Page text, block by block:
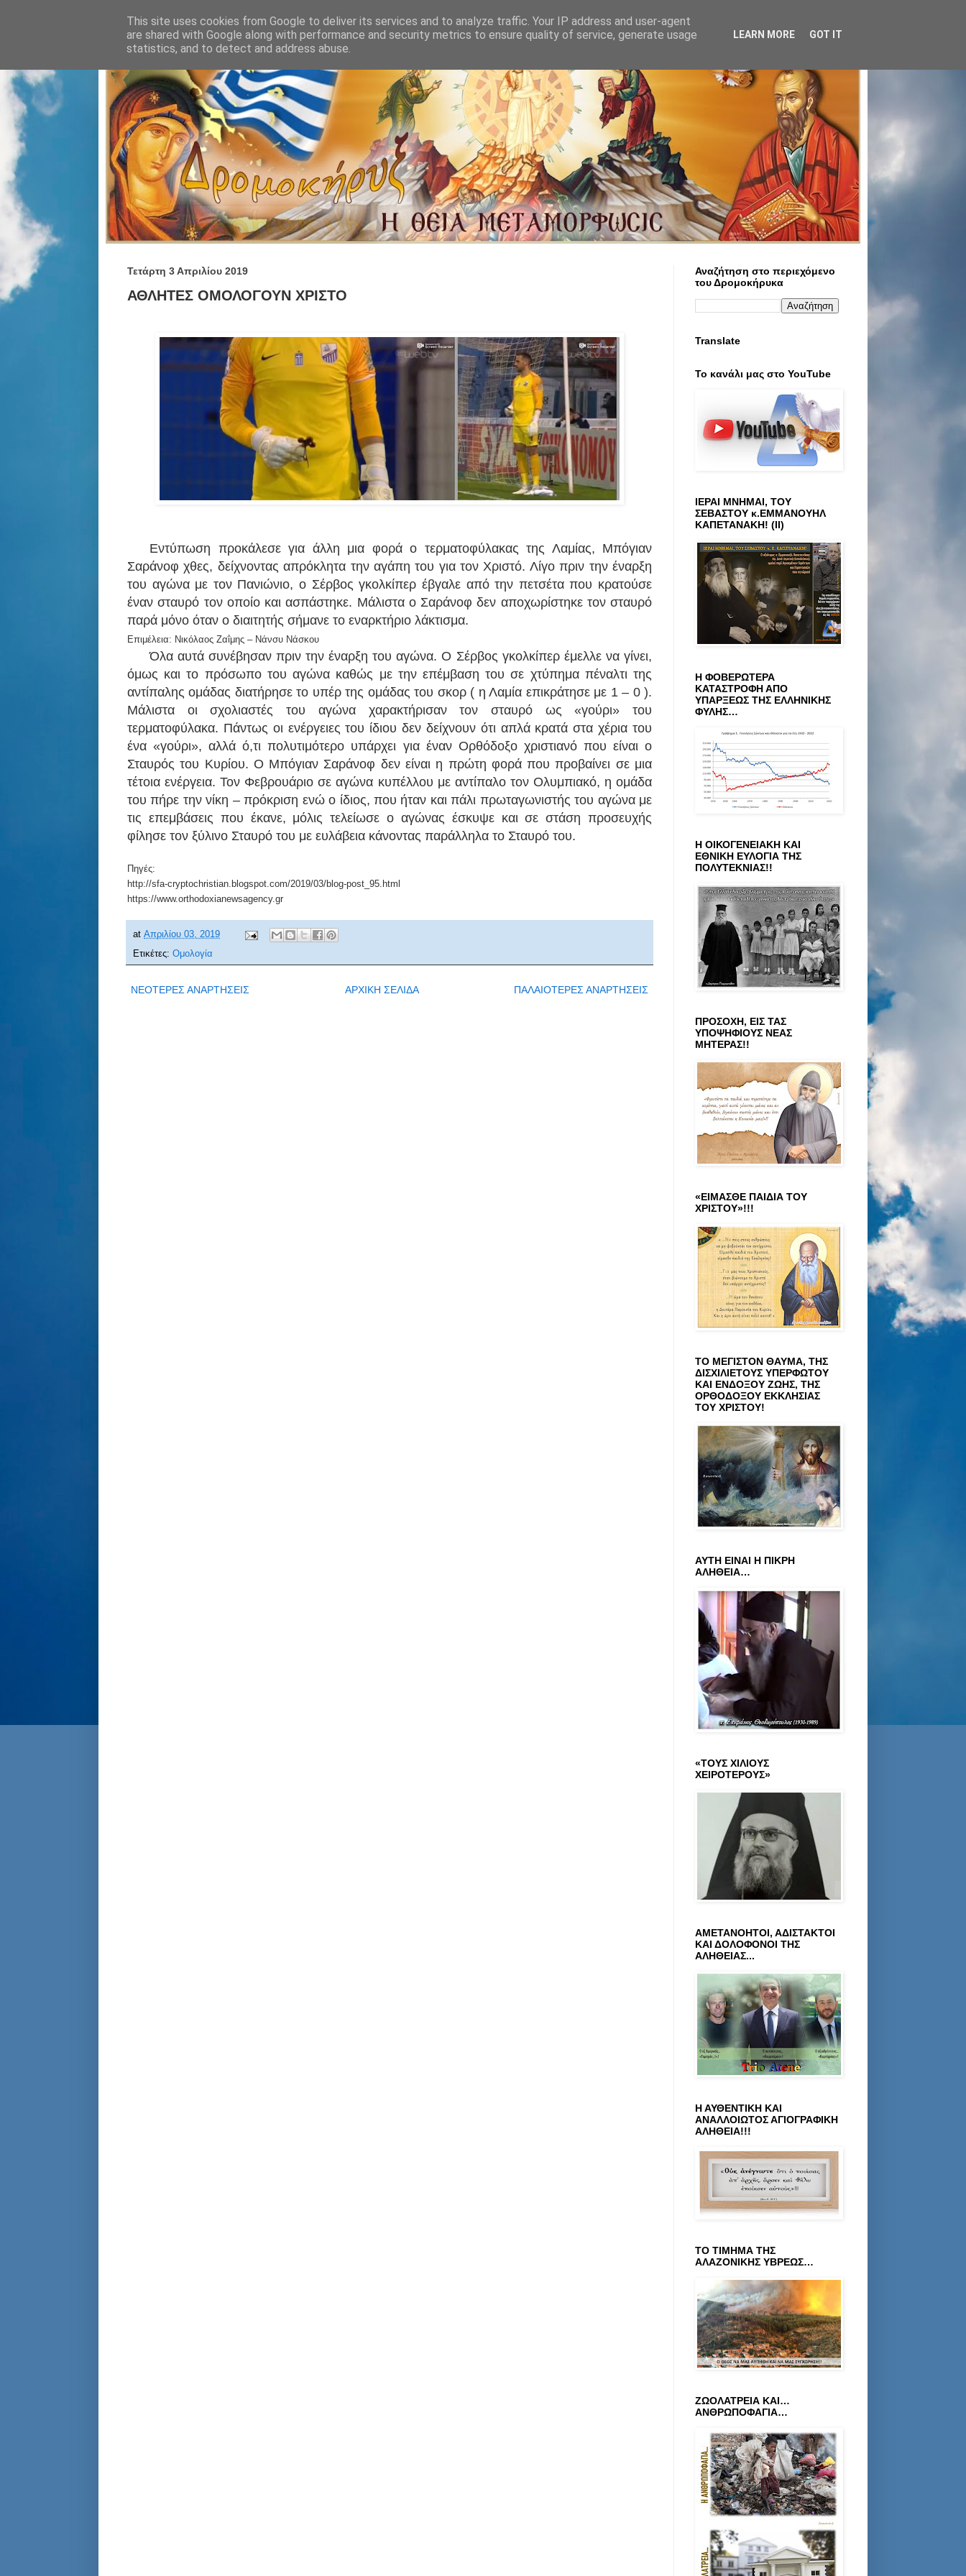
Τετάρτη 3 Απριλίου 2019
ΑΘΛΗΤΕΣ ΟΜΟΛΟΓΟΥΝ ΧΡΙΣΤΟ
Εντύπωση προκάλεσε για άλλη μια φορά ο τερματοφύλακας της Λαμίας, Μπόγιαν
Σαράνοφ χθες, δείχνοντας απρόκλητα την αγάπη του για τον Χριστό. Λίγο πριν την έναρξη
του αγώνα με τον Πανιώνιο, ο Σέρβος γκολκίπερ έβγαλε από την πετσέτα που κρατούσε
έναν σταυρό τον οποίο και ασπάστηκε. Μάλιστα ο Σαράνοφ δεν αποχωρίστηκε τον σταυρό
παρά μόνο όταν ο διαιτητής σήμανε το εναρκτήριο λάκτισμα.
Επιμέλεια: Νικόλαος Ζαΐμης – Νάνσυ Νάσκου
Όλα αυτά συνέβησαν πριν την έναρξη του αγώνα. Ο Σέρβος γκολκίπερ έμελλε να γίνει,
όμως και το πρόσωπο του αγώνα καθώς με την επέμβαση του σε χτύπημα πέναλτι της
αντίπαλης ομάδας διατήρησε το υπέρ της ομάδας του σκορ ( η Λαμία επικράτησε με 1 – 0 ).
Μάλιστα οι σχολιαστές του αγώνα χαρακτήρισαν τον σταυρό ως «γούρι» του
τερματοφύλακα. Πάντως οι ενέργειες του ίδιου δεν δείχνουν ότι απλά κρατά στα χέρια του
ένα «γούρι», αλλά ό,τι πολυτιμότερο υπάρχει για έναν Ορθόδοξο χριστιανό που είναι ο
Σταυρός του Κυρίου. Ο Μπόγιαν Σαράνοφ δεν είναι η πρώτη φορά που προβαίνει σε μια
τέτοια ενέργεια. Τον Φεβρουάριο σε αγώνα κυπέλλου με αντίπαλο τον Ολυμπιακό, η ομάδα
του πήρε την νίκη – πρόκριση ενώ ο ίδιος, που ήταν και πάλι πρωταγωνιστής του αγώνα με
τις επεμβάσεις που έκανε, μόλις τελείωσε ο αγώνας έσκυψε και σε στάση προσευχής
φίλησε τον ξύλινο Σταυρό του με ευλάβεια κάνοντας παράλληλα το Σταυρό του.
Πηγές:
http://sfa-cryptochristian.blogspot.com/2019/03/blog-post_95.html
https://www.orthodoxianewsagency.gr
at Απριλίου 03, 2019
Ετικέτες: Ομολογία
ΝΕΟΤΕΡΕΣ ΑΝΑΡΤΗΣΕΙΣ ΠΑΛΑΙΟΤΕΡΕΣ ΑΝΑΡΤΗΣΕΙΣ
ΑΡΧΙΚΗ ΣΕΛΙΔΑ
Αναζήτηση στο περιεχόμενο
του Δρομοκήρυκα
Translate
Το κανάλι μας στο ΥοuTube
ΙΕΡΑΙ ΜΝΗΜΑΙ, ΤΟΥ
ΣΕΒΑΣΤΟΥ κ.ΕΜΜΑΝΟΥΗΛ
ΚΑΠΕΤΑΝΑΚΗ! (ΙΙ)
Η ΦΟΒΕΡΩΤΕΡΑ
ΚΑΤΑΣΤΡΟΦΗ ΑΠΟ
ΥΠΑΡΞΕΩΣ ΤΗΣ ΕΛΛΗΝΙΚΗΣ
ΦΥΛΗΣ…
Η ΟΙΚΟΓΕΝΕΙΑΚΗ ΚΑΙ
ΕΘΝΙΚΗ ΕΥΛΟΓΙΑ ΤΗΣ
ΠΟΛΥΤΕΚΝΙΑΣ!!
ΠΡΟΣΟΧΗ, ΕΙΣ ΤΑΣ
ΥΠΟΨΗΦΙΟΥΣ ΝΕΑΣ
ΜΗΤΕΡΑΣ!!
«ΕΙΜΑΣΘΕ ΠΑΙΔΙΑ ΤΟΥ
ΧΡΙΣΤΟΥ»!!!
ΤΟ ΜΕΓΙΣΤΟΝ ΘΑΥΜΑ, ΤΗΣ
ΔΙΣΧΙΛΙΕΤΟΥΣ ΥΠΕΡΦΩΤΟΥ
ΚΑΙ ΕΝΔΟΞΟΥ ΖΩΗΣ, ΤΗΣ
ΟΡΘΟΔΟΞΟΥ ΕΚΚΛΗΣΙΑΣ
ΤΟΥ ΧΡΙΣΤΟΥ!
ΑΥΤΗ ΕΙΝΑΙ Η ΠΙΚΡΗ
ΑΛΗΘΕΙΑ…
«ΤΟΥΣ ΧΙΛΙΟΥΣ
ΧΕΙΡΟΤΕΡΟΥΣ»
ΑΜΕΤΑΝΟΗΤΟΙ, ΑΔΙΣΤΑΚΤΟΙ
ΚΑΙ ΔΟΛΟΦΟΝΟΙ ΤΗΣ
ΑΛΗΘΕΙΑΣ...
Η ΑΥΘΕΝΤΙΚΗ ΚΑΙ
ΑΝΑΛΛΟΙΩΤΟΣ ΑΓΙΟΓΡΑΦΙΚΗ
ΑΛΗΘΕΙΑ!!!
ΤΟ ΤΙΜΗΜΑ ΤΗΣ
ΑΛΑΖΟΝΙΚΗΣ ΥΒΡΕΩΣ…
ΖΩΟΛΑΤΡΕΙΑ ΚΑΙ…
ΑΝΘΡΩΠΟΦΑΓΙΑ…
This site uses cookies from Google to deliver its services and to analyze traffic. Your IP address and user-agent
are shared with Google along with performance and security metrics to ensure quality of service, generate usage
statistics, and to detect and address abuse.
LEARN MORE GOT IT